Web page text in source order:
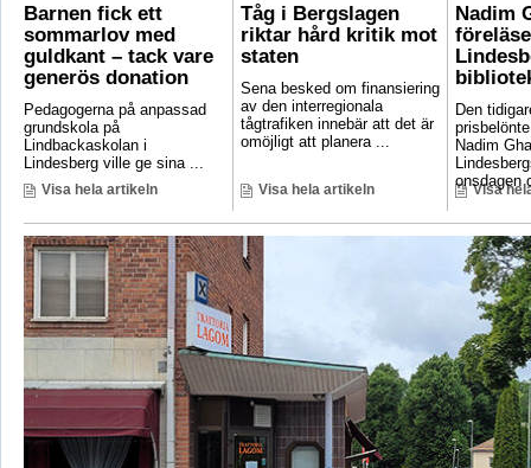
Barnen fick ett
sommarlov med
guldkant – tack vare
generös donation
Pedagogerna på anpassad
grundskola på
Lindbackaskolan i
Lindesberg ville ge sina ...
Visa hela artikeln
Tåg i Bergslagen
riktar hård kritik mot
staten
Sena besked om finansiering
av den interregionala
tågtrafiken innebär att det är
omöjligt att planera ...
Visa hela artikeln
Nadim
Den
Nadim
onsdagen
Visa